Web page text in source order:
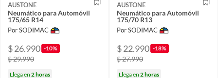
AUSTONE
Neumático para Automóvil
175/65 R14
Por SODIMAC
$ 26.990 -10%
$ 29.990
Llega en 2 horas
AUSTONE
Neumático para Automóvil
175/70 R13
Por SODIMAC
$ 22.990 -18%
$ 27.990
Llega en 2 horas